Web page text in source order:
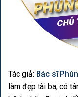
Tác giả: Bác sĩ
làm đẹp tài ba, có